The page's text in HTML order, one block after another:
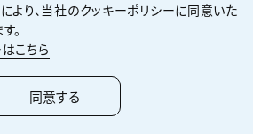
話すのは木下北陸支店長。また、同支
な話を聞きました。
れで道路が分断され立ち往生してい
食事や避難所の提供など様々な支援
より、当社のクッキーポリシーに同意いた
。
こちら
同意する